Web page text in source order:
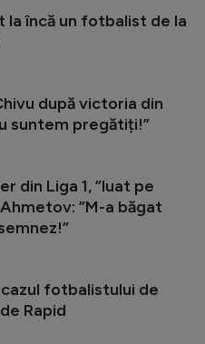
la încă un fotbalist de la
după victoria din
suntem pregătiți!”
din Liga 1, ”luat pe
”M-a băgat
cazul fotbalistului de
Rapid